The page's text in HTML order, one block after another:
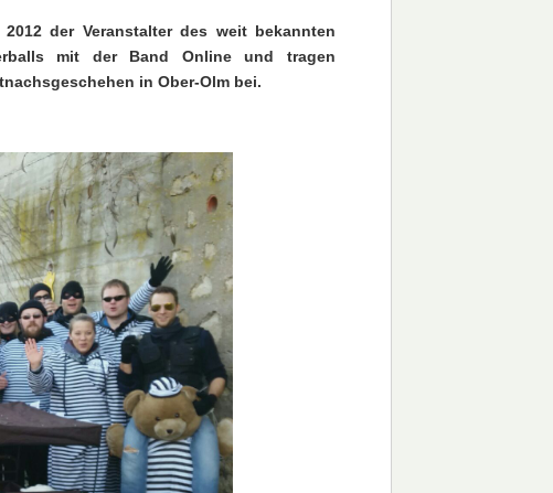
der Veranstalter des weit bekannten
mit der Band Online und tragen
in Ober-Olm bei.